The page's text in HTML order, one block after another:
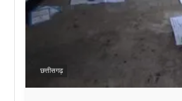
छत्तीसगढ़